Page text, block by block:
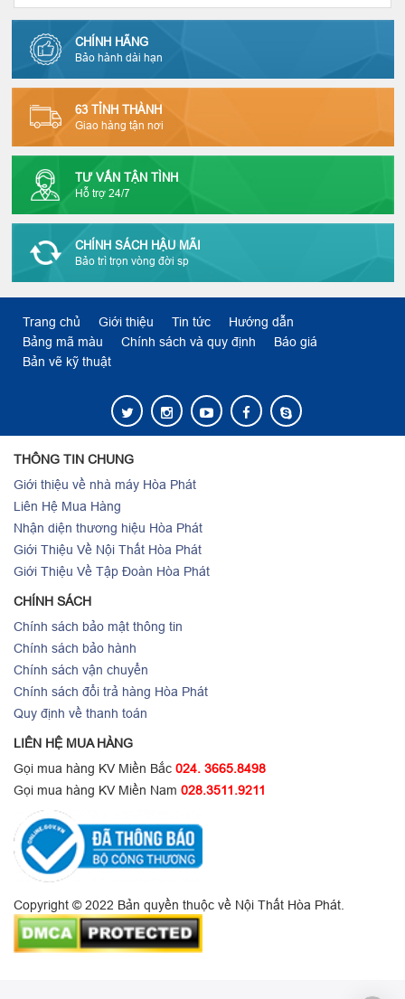
CHÍNH HÃNG
Bảo hành dài hạn
63 TỈNH THÀNH
Giao hàng tận nơi
TƯ VẤN TẬN TÌNH
Hỗ trợ 24/7
CHÍNH SÁCH HẬU MÃI
Bảo trì trọn vòng đời sp
Trang chủ Giới thiệu Tin tức
Hướng dẫn
Bảng mã màu
Chính sách và quy định
Báo giá
Bản vẽ kỹ thuật
THÔNG TIN CHUNG
Giới thiệu về nhà máy Hòa Phát
Liên Hệ Mua Hàng
Nhận diện thương hiệu Hòa Phát
Giới Thiệu Về Nội Thất Hòa Phát
Giới Thiệu Về Tập Đoàn Hòa Phát
CHÍNH SÁCH
Chính sách bảo mật thông tin
Chính sách bảo hành
Chính sách vận chuyển
Chính sách đổi trả hàng Hòa Phát
Quy định về thanh toán
LIÊN HỆ MUA HÀNG
Gọi mua hàng KV Miền Bắc 024. 3665.8498
Gọi mua hàng KV Miền Nam 028.3511.9211
Copyright © 2022 Bản quyền thuộc về Nội Thất Hòa Phát.